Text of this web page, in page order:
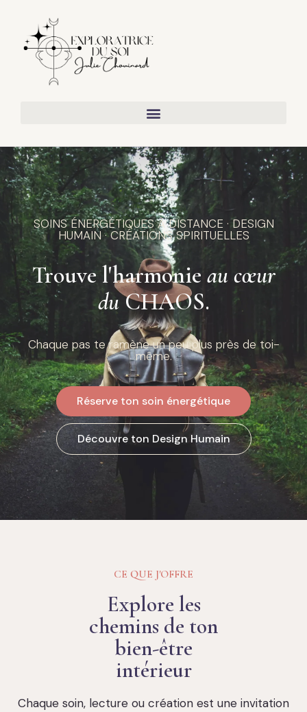
SOINS ÉNERGÉTIQUES À DISTANCE · DESIGN
HUMAIN · CRÉATIONS SPIRITUELLES
Trouve l'harmonie au cœur
duCHAOS.
Chaque pas te ramène un peu plus près de toi-
même.
Réserve ton soin énergétique
Découvre ton Design Humain
CE QUE J'OFFRE
Explore les
chemins de ton
bien-être
intérieur
Chaque soin, lecture ou création est une invitation